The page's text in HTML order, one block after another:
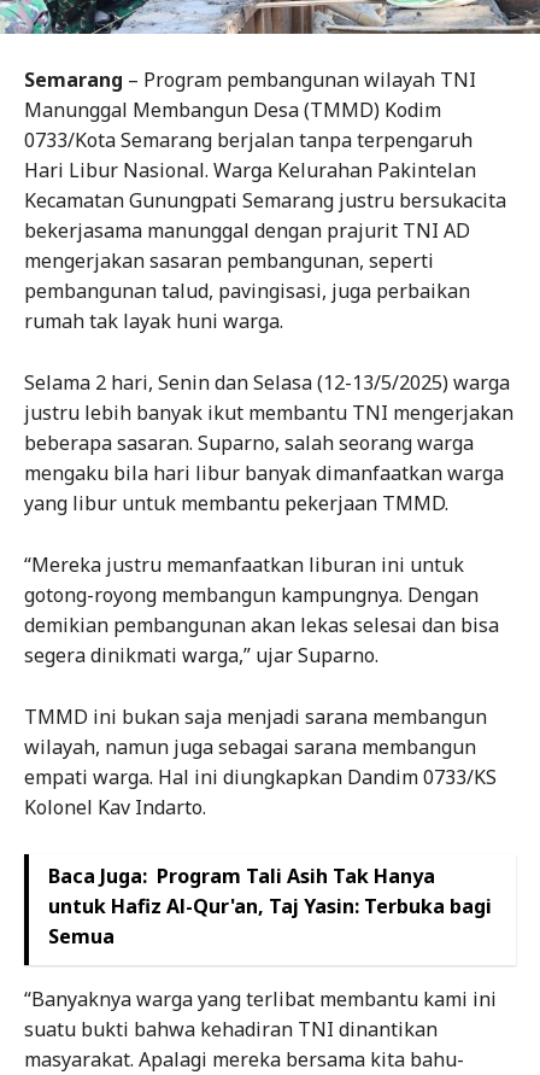
Semarang – Program pembangunan wilayah TNI
Manunggal Membangun Desa (TMMD) Kodim
0733/Kota Semarang berjalan tanpa terpengaruh
Hari Libur Nasional. Warga Kelurahan Pakintelan
Kecamatan Gunungpati Semarang justru bersukacita
bekerjasama manunggal dengan prajurit TNI AD
mengerjakan sasaran pembangunan, seperti
pembangunan talud, pavingisasi, juga perbaikan
rumah tak layak huni warga.
Selama 2 hari, Senin dan Selasa (12-13/5/2025) warga
justru lebih banyak ikut membantu TNI mengerjakan
beberapa sasaran. Suparno, salah seorang warga
mengaku bila hari libur banyak dimanfaatkan warga
yang libur untuk membantu pekerjaan TMMD.
“Mereka justru memanfaatkan liburan ini untuk
gotong-royong membangun kampungnya. Dengan
demikian pembangunan akan lekas selesai dan bisa
segera dinikmati warga,” ujar Suparno.
TMMD ini bukan saja menjadi sarana membangun
wilayah, namun juga sebagai sarana membangun
empati warga. Hal ini diungkapkan Dandim 0733/KS
Kolonel Kav Indarto.
Baca Juga: Program Tali Asih Tak Hanya
untuk Hafiz Al-Qur'an, Taj Yasin: Terbuka bagi
Semua
“Banyaknya warga yang terlibat membantu kami ini
suatu bukti bahwa kehadiran TNI dinantikan
masyarakat. Apalagi mereka bersama kita bahu-